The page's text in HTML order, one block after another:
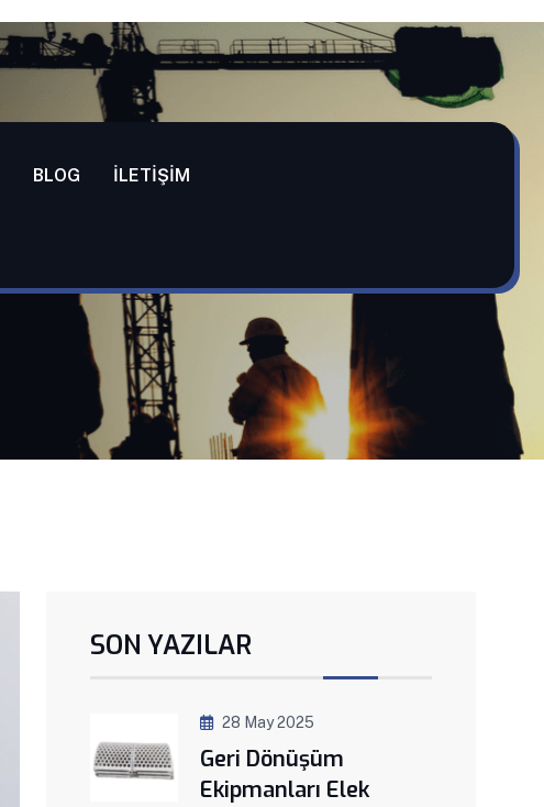
BLOG İLETIŞIM
SON YAZILAR
28 May 2025
Geri Dönüşüm
Ekipmanları Elek